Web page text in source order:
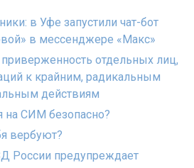
в Уфе запустили чат-бот
в мессенджере «Макс»
отдельных лиц,
к крайним, радикальным
действиям
на СИМ безопасно?
вербуют?
России предупреждает